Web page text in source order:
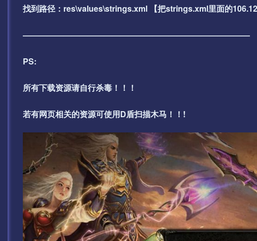
找到路径：res\values\strings.xml 【把strings.xml里面的
————————————————————————————
PS:
所有下载资源请自行杀毒！！！
若有网页相关的资源可使用D盾扫描木马！！!